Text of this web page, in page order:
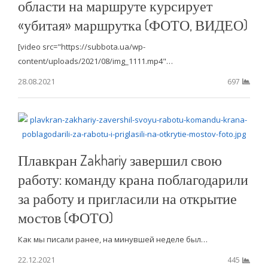
области на маршруте курсирует
«убитая» маршрутка (ФОТО, ВИДЕО)
[video src="https://subbota.ua/wp-
content/uploads/2021/08/img_1111.mp4"…
28.08.2021
697
Плавкран Zakhariy завершил свою
работу: команду крана поблагодарили
за работу и пригласили на открытие
мостов (ФОТО)
Как мы писали ранее, на минувшей неделе был…
22.12.2021
445